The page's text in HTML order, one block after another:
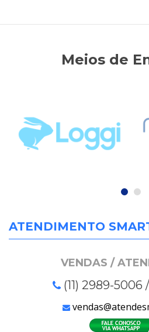
Meios de
ATENDIMENTO
VENDAS /
(11) 2989-5006